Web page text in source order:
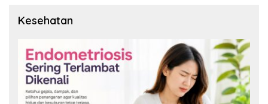
Kesehatan